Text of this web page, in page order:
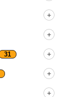
31